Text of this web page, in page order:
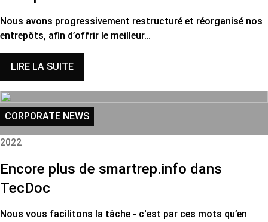
Nous avons progressivement restructuré et réorganisé nos
entrepôts, afin d’offrir le meilleur…
LIRE LA SUITE
CORPORATE NEWS
2022
Encore plus de smartrep.info dans
TecDoc
Nous vous facilitons la tâche - c'est par ces mots qu’en